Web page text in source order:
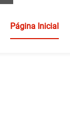
Página Inicial